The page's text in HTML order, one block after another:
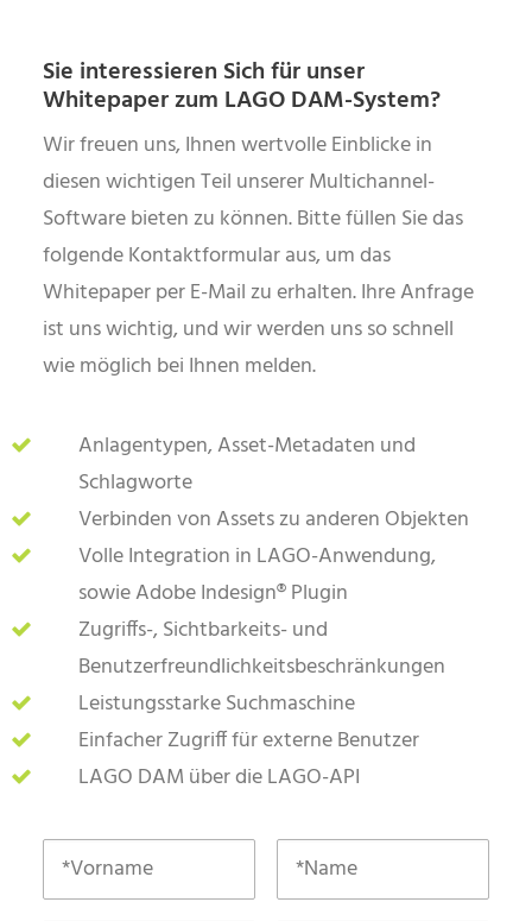
Sie interessieren Sich für unser
Whitepaper zum LAGO DAM-System?
Wir freuen uns, Ihnen wertvolle Einblicke in
diesen wichtigen Teil unserer Multichannel-
Software bieten zu können. Bitte füllen Sie das
folgende Kontaktformular aus, um das
Whitepaper per E-Mail zu erhalten. Ihre Anfrage
ist uns wichtig, und wir werden uns so schnell
wie möglich bei Ihnen melden.
Anlagentypen, Asset-Metadaten und
Schlagworte
Verbinden von Assets zu anderen Objekten
Volle Integration in LAGO-Anwendung,
sowie Adobe Indesign® Plugin
Zugriffs-, Sichtbarkeits- und
Benutzerfreundlichkeitsbeschränkungen
Leistungsstarke Suchmaschine
Einfacher Zugriff für externe Benutzer
LAGO DAM über die LAGO-API